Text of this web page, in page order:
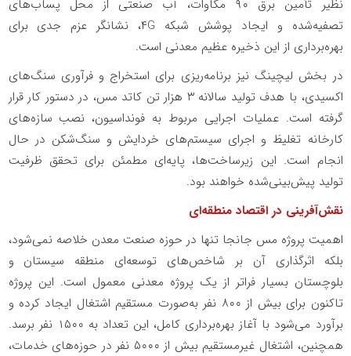
نظیر تأمین برق ۹۰ مگاوات، آب صنعتی از محل پساب‌های
تصفیه‌شده و ایجاد پوشش شبکه ۴G، نشانگر عزم جدی برای
بهره‌برداری از این ذخیره عظیم معدنی است.
در بخش لیچینگ نیز برنامه‌ریزی برای استخراج و فرآوری سنگ‌های
اکسیدی، با هدف تولید سالانه ۳ هزار تن کاتد مس، در دستور کار قرار
گرفته است. عملیات اجرایی مربوط به فونداسیون، نصب سازه‌های
کارخانه تغلیظ و اجرای سیستم‌های خردایش و سنگ‌شکن در حال
انجام است. این زیرساخت‌ها، پایه‌ای مطمئن برای تحقق ظرفیت
تولید پیش‌بینی‌شده خواهند بود.
نقش‌آفرینی در اقتصاد منطقه‌ای
اهمیت پروژه مس جانجا تنها در حوزه صنعت معدن خلاصه نمی‌شود،
بلکه اثرگذاری آن بر شاخص‌های توسعه‌ای منطقه سیستان و
بلوچستان بسیار فراتر از یک پروژه معدنی معمول است. این پروژه
تاکنون برای بیش از ۸۰۰ نفر به‌صورت مستقیم اشتغال ایجاد کرده و
برآورد می‌شود با آغاز بهره‌برداری کامل، این تعداد به ۱۵۰۰ نفر برسد.
همچنین، اشتغال غیرمستقیم بیش از ۵۰۰۰ نفر در حوزه‌های خدمات،